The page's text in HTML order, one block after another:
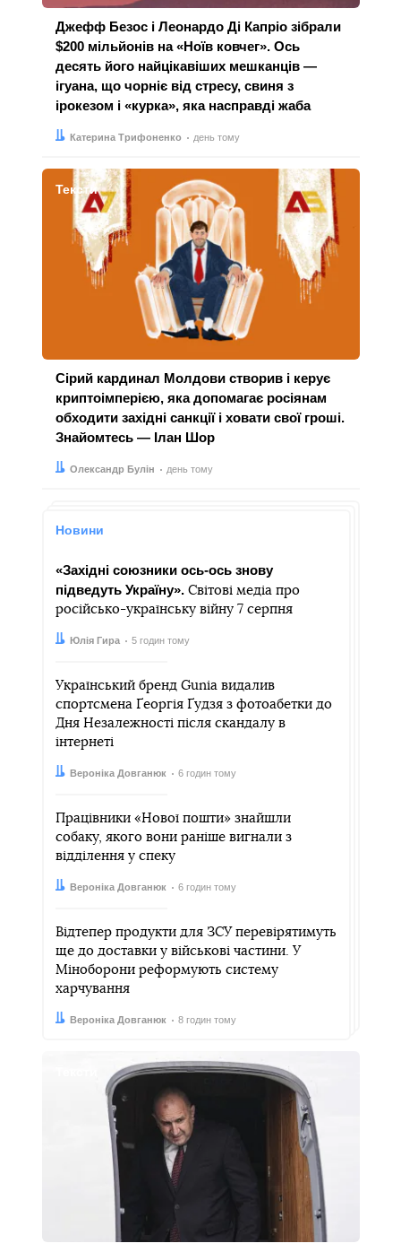
Джефф Безос і Леонардо Ді Капріо зібрали
$200 мільйонів на «Ноїв ковчег». Ось
десять його найцікавіших мешканців —
ігуана, що чорніє від стресу, свиня з
ірокезом і «курка», яка насправді жаба
Автор:Катерина Трифоненко
Дата: день тому
Тексти
Сірий кардинал Молдови створив і керує
криптоімперією, яка допомагає росіянам
обходити західні санкції і ховати свої гроші.
Знайомтесь — Ілан Шор
Автор:
Олександр Булін
Дата: день тому
Новини
«Західні союзники ось-ось знову
підведуть Україну». Світові медіа про
російсько-українську війну 7 серпня
Автор:Юлія Гира
Дата: 5 годин тому
Український бренд Gunia видалив
спортсмена Ґеоргія Ґудзя з фотоабетки до
Дня Незалежності після скандалу в
інтернеті
Автор:Вероніка Довганюк
Дата: 6 годин тому
Працівники «Нової пошти» знайшли
собаку, якого вони раніше вигнали з
відділення у спеку
Автор:Вероніка Довганюк
Дата: 6 годин тому
Відтепер продукти для ЗСУ перевірятимуть
ще до доставки у військові частини. У
Міноборони реформують систему
харчування
Автор:Вероніка Довганюк
Дата: 8 годин тому